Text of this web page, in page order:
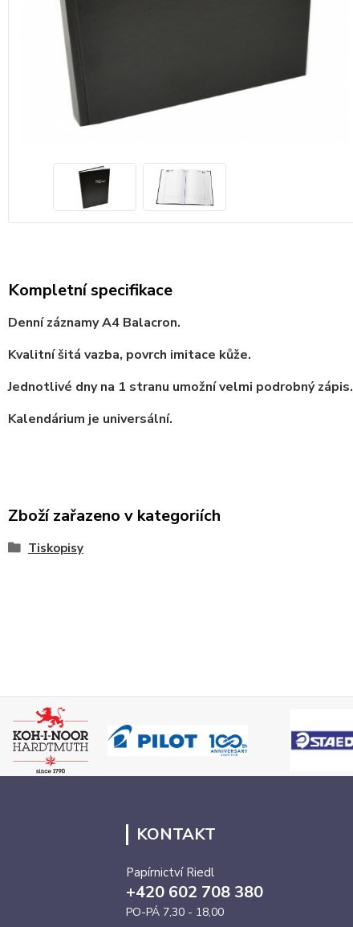
Kompletní specifikace
Denní záznamy A4 Balacron.
Kvalitní šitá vazba, povrch imitace kůže.
Jednotlivé dny na 1 stranu umožní velmi podrobný zápis.
Kalendárium je universální.
Zboží zařazeno v kategoriích
Tiskopisy
KONTAKT
Papírnictví Riedl
+420 602 708 380
PO-PÁ 7,30 - 18,00